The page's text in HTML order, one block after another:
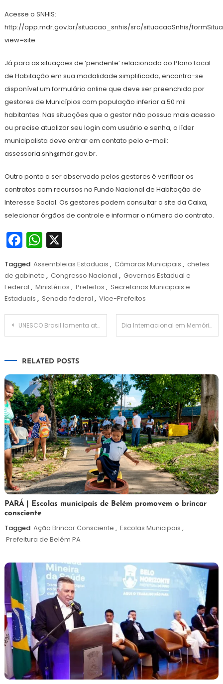
Acesse o SNHIS:
http://app.mdr.gov.br/situacao_snhis/src/situacaoSnhis/
view=site
Já para as situações de ‘pendente’ relacionado ao Plano Local
de Habitação em sua modalidade simplificada, encontra-se
disponível um formulário online que deve ser preenchido por
gestores de Municípios com população inferior a 50 mil
habitantes. Nas situações que o gestor não possua mais acesso
ou precise atualizar seu login com usuário e senha, o líder
municipalista deve entrar em contato pelo e-mail:
assessoria.snh@mdr.gov.br.
Outro ponto a ser observado pelos gestores é verificar os
contratos com recursos no Fundo Nacional de Habitação de
Interesse Social. Os gestores podem consultar o site da Caixa,
selecionar órgãos de controle e informar o número do contrato.
Facebook
WhatsApp
X
Tagged Assembleias Estaduais , Câmaras Municipais , chefes
de gabinete , Congresso Nacional , Governos Estadual e
Federal , Ministérios , Prefeitos , Secretarias Municipais e
Estaduais , Senado federal , Vice-Prefeitos
Navegação
UNESCO Brasil lamenta atos do dia 8/01 e discute com Minc e Iphan estratégias de recuperação do patrimônio público Dia Internacional em Memória das Vítimas do Holocausto
RELATED POSTS
26
de
maio
de
Maurilio
PARÁ | Escolas municipais de Belém promovem o brincar
consciente
Tagged Ação Brincar Consciente , Escolas Municipais ,
Prefeitura de Belém PA